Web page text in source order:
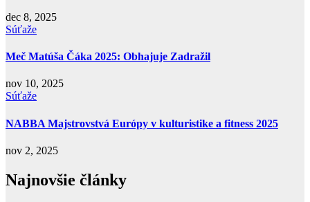
dec 8, 2025
Súťaže
Meč Matúša Čáka 2025: Obhajuje Zadražil
nov 10, 2025
Súťaže
NABBA Majstrovstvá Európy v kulturistike a fitness 2025
nov 2, 2025
Najnovšie články